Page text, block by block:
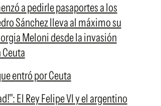
a pedirle pasaportes a los
Sánchez lleva al máximo su
Meloni desde la invasión
entró por Ceuta
El Rey Felipe VI y el argentino